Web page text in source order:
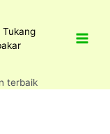
terbaik